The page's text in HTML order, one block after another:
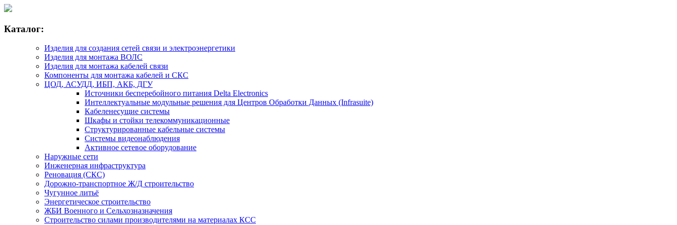
Каталог:
Изделия для создания сетей связи и электроэнергетики
Изделия для монтажа ВОЛС
Изделия для монтажа кабелей связи
Компоненты для монтажа кабелей и СКС
ЦОД, АСУДД, ИБП, АКБ, ДГУ
Источники бесперебойного питания Delta Electronics
Интеллектуальные модульные решения для Центров Обработки Данных (Infrasuite)
Кабеленесущие системы
Шкафы и стойки телекоммуникационные
Структурированные кабельные системы
Системы видеонаблюдения
Активное сетевое оборудование
Наружные сети
Инженерная инфраструктура
Реновация (СКС)
Дорожно-транспортное Ж/Д строительство
Чугунное литьё
Энергетическое строительство
ЖБИ Военного и Сельхозназначения
Строительство силами производителями на материалах КСС